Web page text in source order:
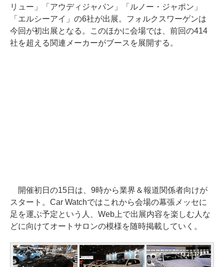
リュー」「アウディジャパン」「ルノー・ジャポン」
「エルシーアイ」の6社が出展。フォルクスワーゲンは
今回が初出展となる。このほかに会場では、前回の414
社を超える関連メーカーがブースを展開する。
開催初日の15日は、9時から業界＆報道関係者向けが
スタート。Car Watchではこれから会場の幕張メッセに
足を運ぶ予定という人、Web上で出展内容を楽しむ人な
どに向けてオートサロンの模様を随時掲載していく。